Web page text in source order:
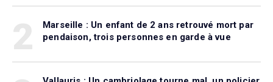
Marseille : Un enfant de 2 ans retrouvé mort par
pendaison, trois personnes en garde à vue